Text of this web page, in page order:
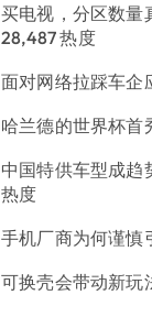
买电视，分区数量
28,487 热度
面对网络拉踩车企
哈兰德的世界杯首
中国特供车型成趋
热度
手机厂商为何谨慎
可换壳会带动新玩